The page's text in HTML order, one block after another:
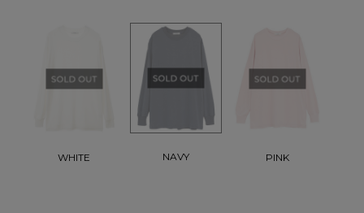
WHITE NAVY PINK